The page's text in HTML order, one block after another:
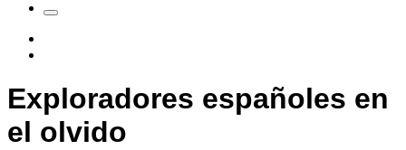
Exploradores españoles en
el olvido